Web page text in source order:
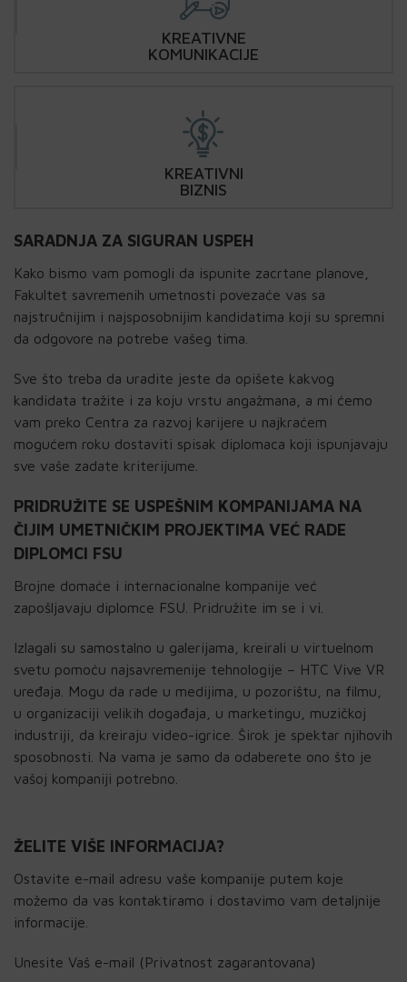
KREATIVNE
KOMUNIKACIJE
KREATIVNI
BIZNIS
SARADNJA ZA SIGURAN USPEH
Kako bismo vam pomogli da ispunite zacrtane planove,
Fakultet savremenih umetnosti povezaće vas sa
najstručnijim i najsposobnijim kandidatima koji su spremni
da odgovore na potrebe vašeg tima.
Sve što treba da uradite jeste da opišete kakvog
kandidata tražite i za koju vrstu angažmana, a mi ćemo
vam preko Centra za razvoj karijere u najkraćem
mogućem roku dostaviti spisak diplomaca koji ispunjavaju
sve vaše zadate kriterijume.
PRIDRUŽITE SE USPEŠNIM KOMPANIJAMA NA
ČIJIM UMETNIČKIM PROJEKTIMA VEĆ RADE
DIPLOMCI FSU
Brojne domaće i internacionalne kompanije već
zapošljavaju diplomce FSU. Pridružite im se i vi.
Izlagali su samostalno u galerijama, kreirali u virtuelnom
svetu pomoću najsavremenije tehnologije – HTC Vive VR
uređaja. Mogu da rade u medijima, u pozorištu, na filmu,
u organizaciji velikih događaja, u marketingu, muzičkoj
industriji, da kreiraju video-igrice. Širok je spektar njihovih
sposobnosti. Na vama je samo da odaberete ono što je
vašoj kompaniji potrebno.
ŽELITE VIŠE INFORMACIJA?
Ostavite e-mail adresu vaše kompanije putem koje
možemo da vas kontaktiramo i dostavimo vam detaljnije
informacije.
Unesite Vaš e-mail (Privatnost zagarantovana)